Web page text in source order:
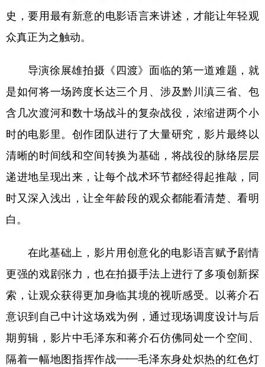
史，要用最有新意的电影语言来讲述，才能让年轻观
众真正为之触动。
导演徐展雄拍摄《四渡》面临的第一道难题，就
是如何将一场跨度长达三个月、涉及黔川滇三省、包
含几次渡河和数十场战斗的复杂战役，浓缩进两个小
时的电影里。创作团队进行了大量研究，影片最终以
清晰的时间线和空间转换为基础，将战役的脉络层层
递进地呈现出来，让每个战术环节都经得起推敲，同
时又深入浅出，让全年龄段的观众都能看清楚、看明
白。
在此基础上，影片用创意化的电影语言赋予剧情
更强的戏剧张力，也在拍摄手法上进行了多项创新探
索，让观众获得更加身临其境的视听感受。以蒋介石
意识到自己中计这场戏为例，通过现场调度设计与后
期剪辑，影片中毛泽东和蒋介石仿佛同处一个空间、
隔着一幅地图指挥作战——毛泽东身处炽热的红色灯